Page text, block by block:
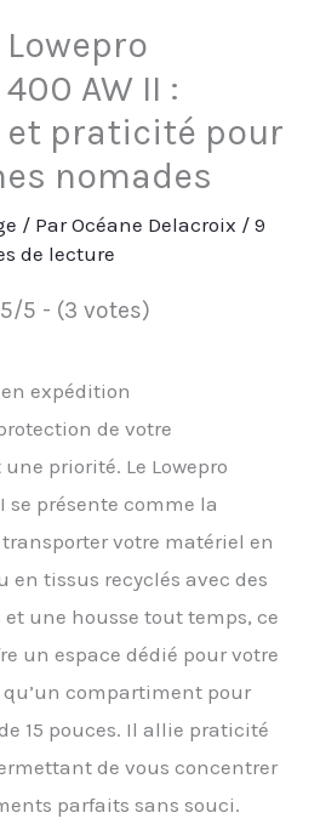
AW II :
et praticité pour
nomades
/ ParOcéane Delacroix /9
de lecture
5/5 - (3 votes)
expédition
de votre
priorité. Le Lowepro
se présente comme la
votre matériel en
en tissus recyclés avec des
une housse tout temps, ce
un espace dédié pour votre
compartiment pour
15 pouces. Il allie praticité
de vous concentrer
parfaits sans souci.